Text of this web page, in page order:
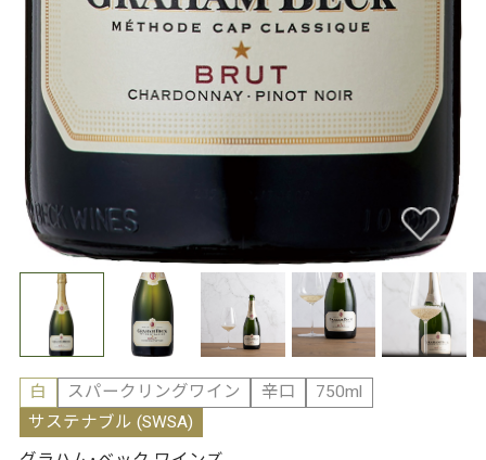
白 スパークリングワイン 辛口
750ml
サステナブル (SWSA)